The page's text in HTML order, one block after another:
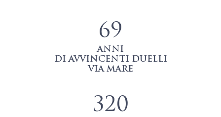
69
ANNI
DI AVVINCENTI DUELLI
VIA MARE
320